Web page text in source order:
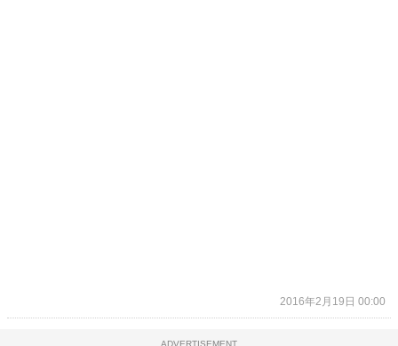
2016年2月19日 00:00
ADVERTISEMENT